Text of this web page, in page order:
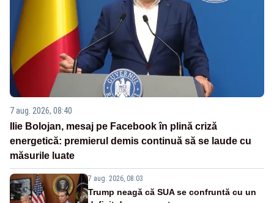
7 aug. 2026, 08:40
Ilie Bolojan, mesaj pe Facebook în plină criză
energetică: premierul demis continuă să se laude cu
măsurile luate
7 aug. 2026, 08:03
Trump neagă că SUA se confruntă cu un